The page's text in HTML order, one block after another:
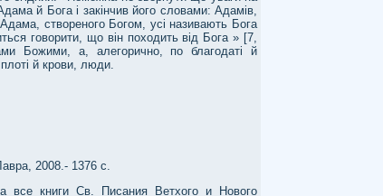
й Бога і закінчив його словами: Адамів,
створеного Богом, усі називають Бога
говорити, що він походить від Бога » [7,
Божими, а, алегорично, по благодаті й
й крови, люди.
2008.- 1376 с.
все книги Св. Писания Ветхого и Нового